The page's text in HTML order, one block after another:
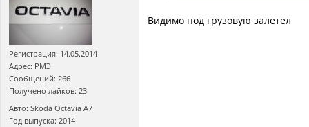
Регистрация: 14.05.2014
Адрес: РМЭ
Сообщений: 266
Получено лайков: 23
Авто: Skoda Octavia А7
Год выпуска: 2014
Видимо под грузовую залетел